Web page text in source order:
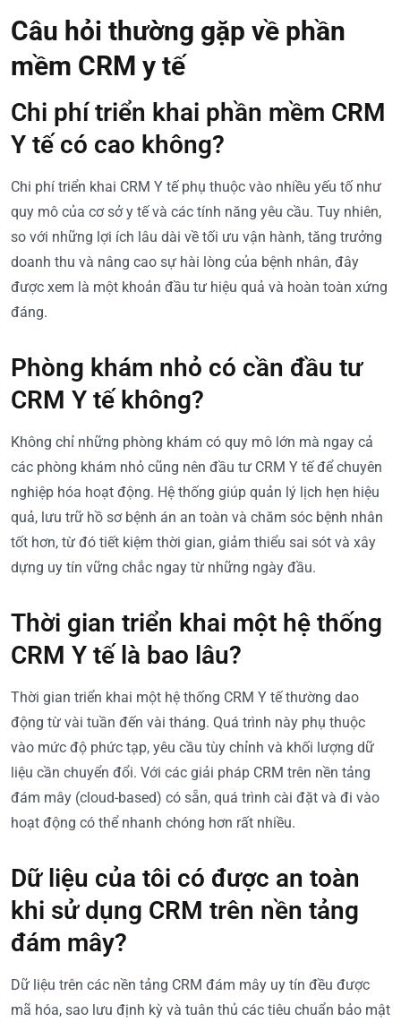
Câu hỏi thường gặp về phần
mềm CRM y tế
Chi phí triển khai phần mềm CRM
Y tế có cao không?
Chi phí triển khai CRM Y tế phụ thuộc vào nhiều yếu tố như
quy mô của cơ sở y tế và các tính năng yêu cầu. Tuy nhiên,
so với những lợi ích lâu dài về tối ưu vận hành, tăng trưởng
doanh thu và nâng cao sự hài lòng của bệnh nhân, đây
được xem là một khoản đầu tư hiệu quả và hoàn toàn xứng
đáng.
Phòng khám nhỏ có cần đầu tư
CRM Y tế không?
Không chỉ những phòng khám có quy mô lớn mà ngay cả
các phòng khám nhỏ cũng nên đầu tư CRM Y tế để chuyên
nghiệp hóa hoạt động. Hệ thống giúp quản lý lịch hẹn hiệu
quả, lưu trữ hồ sơ bệnh án an toàn và chăm sóc bệnh nhân
tốt hơn, từ đó tiết kiệm thời gian, giảm thiểu sai sót và xây
dựng uy tín vững chắc ngay từ những ngày đầu.
Thời gian triển khai một hệ thống
CRM Y tế là bao lâu?
Thời gian triển khai một hệ thống CRM Y tế thường dao
động từ vài tuần đến vài tháng. Quá trình này phụ thuộc
vào mức độ phức tạp, yêu cầu tùy chỉnh và khối lượng dữ
liệu cần chuyển đổi. Với các giải pháp CRM trên nền tảng
đám mây (cloud-based) có sẵn, quá trình cài đặt và đi vào
hoạt động có thể nhanh chóng hơn rất nhiều.
Dữ liệu của tôi có được an toàn
khi sử dụng CRM trên nền tảng
đám mây?
Dữ liệu trên các nền tảng CRM đám mây uy tín đều được
mã hóa, sao lưu định kỳ và tuân thủ các tiêu chuẩn bảo mật